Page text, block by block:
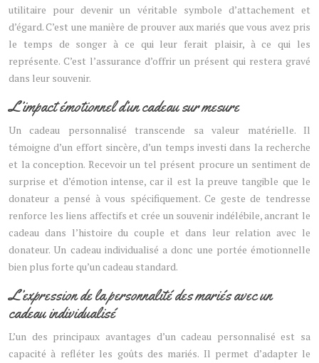
utilitaire pour devenir un véritable symbole d’attachement et
d’égard. C’est une manière de prouver aux mariés que vous avez pris
le temps de songer à ce qui leur ferait plaisir, à ce qui les
représente. C’est l’assurance d’offrir un présent qui restera gravé
dans leur souvenir.
L’impact émotionnel d’un cadeau sur mesure
Un cadeau personnalisé transcende sa valeur matérielle. Il
témoigne d’un effort sincère, d’un temps investi dans la recherche
et la conception. Recevoir un tel présent procure un sentiment de
surprise et d’émotion intense, car il est la preuve tangible que le
donateur a pensé à vous spécifiquement. Ce geste de tendresse
renforce les liens affectifs et crée un souvenir indélébile, ancrant le
cadeau dans l’histoire du couple et dans leur relation avec le
donateur. Un cadeau individualisé a donc une portée émotionnelle
bien plus forte qu’un cadeau standard.
L’expression de la personnalité des mariés avec un
cadeau individualisé
L’un des principaux avantages d’un cadeau personnalisé est sa
capacité à refléter les goûts des mariés. Il permet d’adapter le